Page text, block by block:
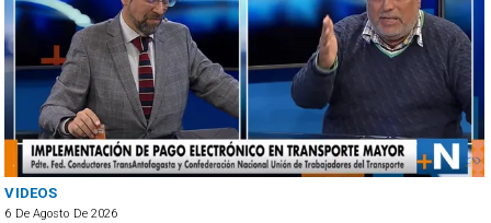
VIDEOS
6 De Agosto De 2026